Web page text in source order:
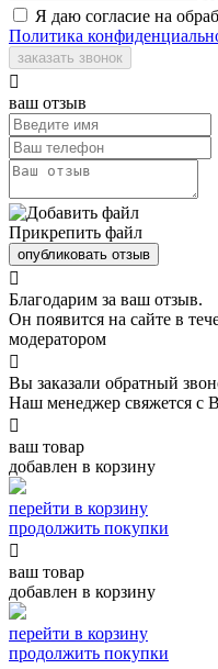
Я даю согласие на
Политика
заказать звонок

ваш отзыв
Прикрепить файл
опубликовать отзыв

Благодарим за ваш отзыв.
Он появится на сайте в
модератором

Вы заказали обратный
Наш менеджер свяжется с

ваш товар
добавлен в корзину
перейти в корзину
продолжить покупки

ваш товар
добавлен в корзину
перейти в корзину
продолжить покупки